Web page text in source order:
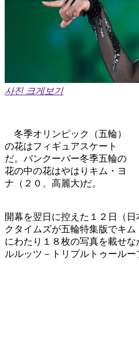
사진 크게보기
冬季オリンピック（五輪）
の花はフィギュアスケート
だ。バンクーバー冬季五輪の
花の中の花はやはりキム・ヨ
ナ（２０、高麗大)だ。
開幕を翌日に控えた１２日（
クタイムズが五輪特集版でキ
にわたり１８枚の写真を載せ
ルルッツ－トリプルトゥールー